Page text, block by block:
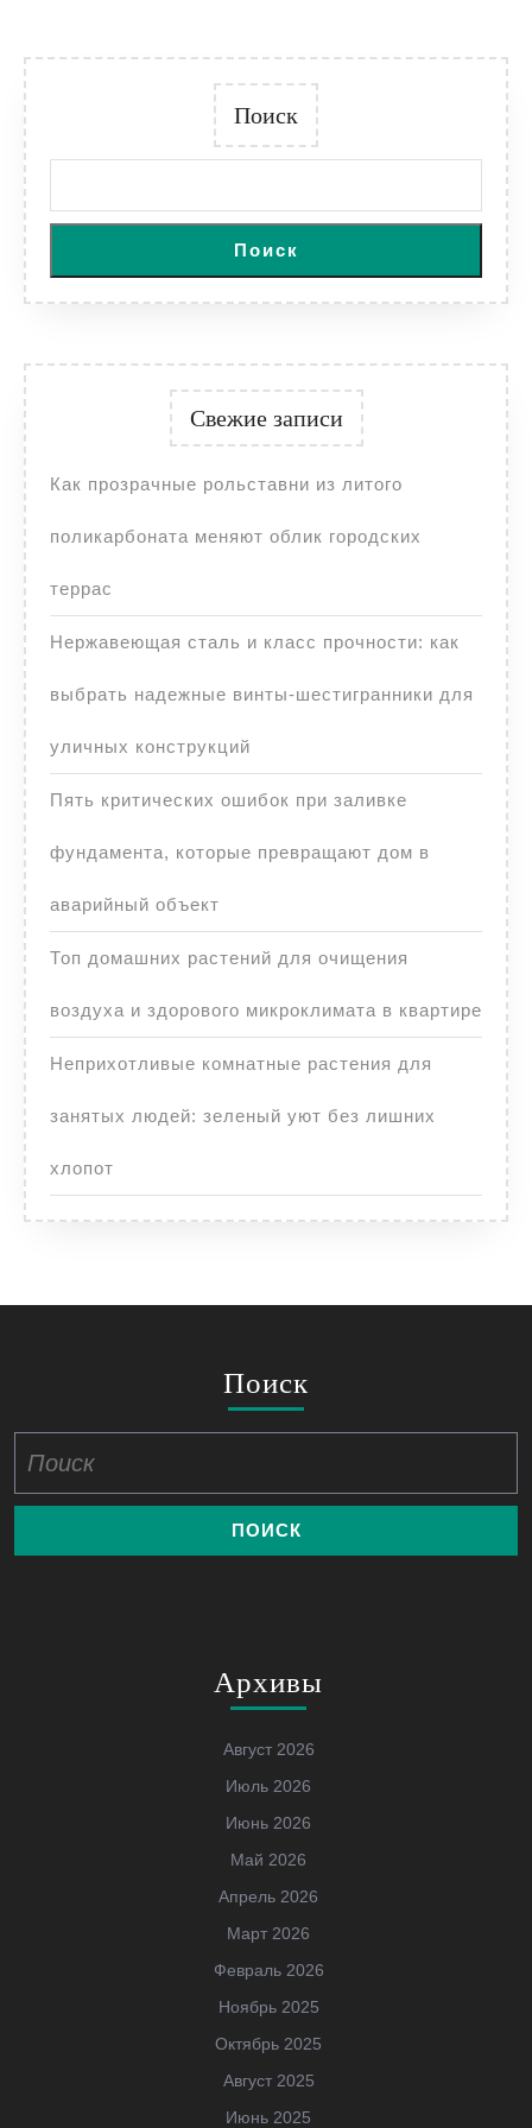
Поиск
Поиск
Свежие записи
Как прозрачные рольставни из литого
поликарбоната меняют облик городских
террас
Нержавеющая сталь и класс прочности: как
выбрать надежные винты-шестигранники для
уличных конструкций
Пять критических ошибок при заливке
фундамента, которые превращают дом в
аварийный объект
Топ домашних растений для очищения
воздуха и здорового микроклимата в квартире
Неприхотливые комнатные растения для
занятых людей: зеленый уют без лишних
хлопот
Поиск
Архивы
Август 2026
Июль 2026
Июнь 2026
Май 2026
Апрель 2026
Март 2026
Февраль 2026
Ноябрь 2025
Октябрь 2025
Август 2025
Июнь 2025